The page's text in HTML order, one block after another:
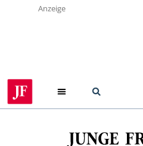
Anzeige